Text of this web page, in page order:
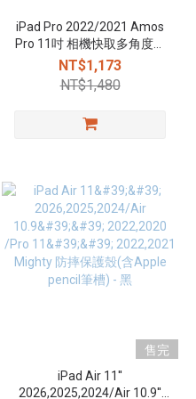
iPad Pro 2022/2021 Amos
Pro 11吋 相機快取多角度折
疊布紋皮套(磁扣) - 海軍藍
NT$1,173
NT$1,480
售完
iPad Air 11''
2026,2025,2024/Air 10.9''